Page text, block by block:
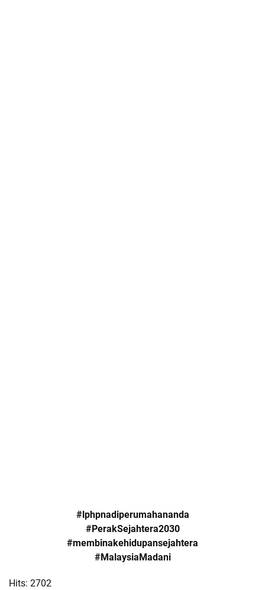
#lphpnadiperumahananda
#PerakSejahtera2030
#membinakehidupansejahtera
#MalaysiaMadani
Hits: 2702